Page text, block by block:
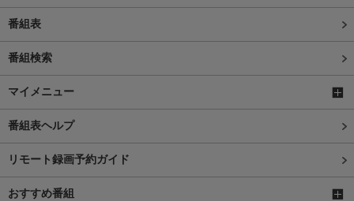
番組表
番組検索
マイメニュー
番組表ヘルプ
リモート録画予約ガイド
おすすめ番組